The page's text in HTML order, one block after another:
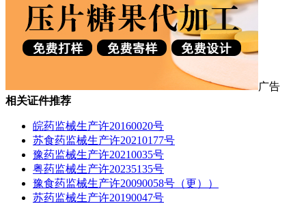
广告
相关证件推荐
皖药监械生产许20160020号
苏食药监械生产许20210177号
豫药监械生产许20210035号
粤药监械生产许20235135号
豫食药监械生产许20090058号（更））
苏药监械生产许20190047号